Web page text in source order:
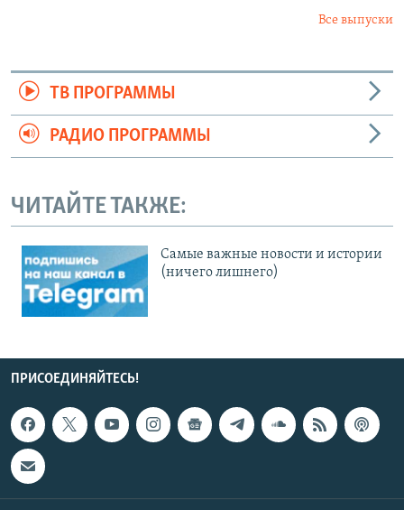
Все выпуски
ТВ ПРОГРАММЫ
РАДИО ПРОГРАММЫ
ЧИТАЙТЕ ТАКЖЕ:
Cамые важные новости и истории
(ничего лишнего)
ПРИСОЕДИНЯЙТЕСЬ!